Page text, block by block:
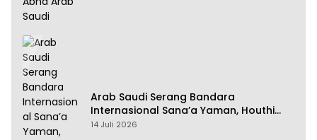
Arab Saudi Serang Bandara
Internasional Sana’a Yaman, Houthi
Siap Serang Balik
14 Juli 2026